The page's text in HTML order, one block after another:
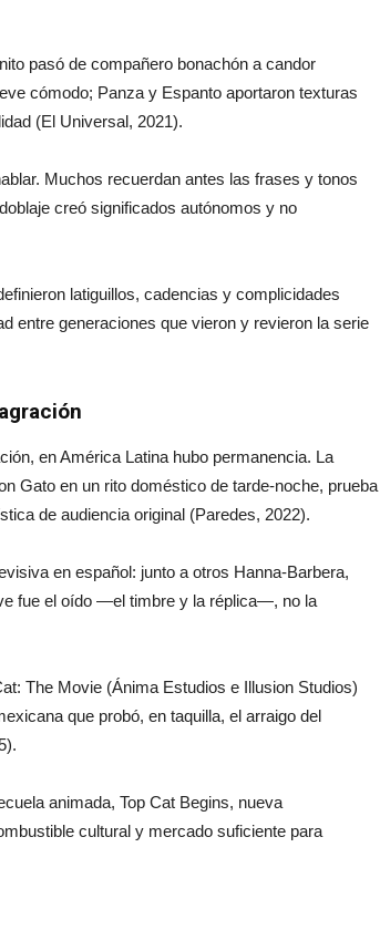
pasó de compañero bonachón a candor
cómodo; Panza y Espanto aportaron texturas
(El Universal, 2021).
Muchos recuerdan antes las frases y tonos
creó significados autónomos y no
latiguillos, cadencias y complicidades
entre generaciones que vieron y revieron la serie
en América Latina hubo permanencia. La
Gato en un rito doméstico de tarde-noche, prueba
de audiencia original (Paredes, 2022).
en español: junto a otros Hanna-Barbera,
fue el oído —el timbre y la réplica—, no la
The Movie (Ánima Estudios e Illusion Studios)
que probó, en taquilla, el arraigo del
animada, Top Cat Begins, nueva
cultural y mercado suficiente para